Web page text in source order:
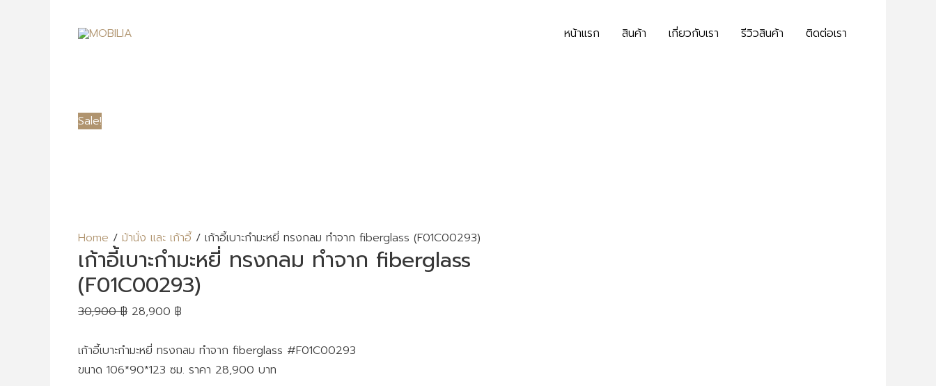
หน้าแรก สินค้า เกี่ยวกับเรา รีวิวสินค้า ติดต่อเรา
Sale!
Home / ม้านั่ง และ เก้าอี้/ เก้าอี้เบาะกำมะหยี่ ทรงกลม ทำจาก fiberglass (F01C00293)
เก้าอี้เบาะกำมะหยี่ ทรงกลม ทำจาก fiberglass
(F01C00293)
30,900฿ 28,900 ฿
เก้าอี้เบาะกำมะหยี่ ทรงกลม ทำจาก fiberglass #F01C00293
ขนาด 106*90*123 ซม. ราคา 28,900 บาท